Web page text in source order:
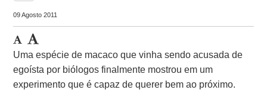
09 Agosto 2011
Uma espécie de macaco que vinha sendo acusada de
egoísta por biólogos finalmente mostrou em um
experimento que é capaz de querer bem ao próximo.